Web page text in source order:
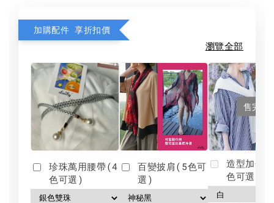
加購配件 享折扣價
瀏覽全部
珍珠萬用腰帶(4
色可選)
百變披肩(5色可
選)
售完
造型加分
色可選)